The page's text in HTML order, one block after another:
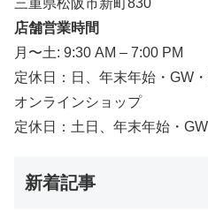
三重県松阪市新町830
店舗営業時間
月〜土: 9:30 AM – 7:00 PM
定休日：日、年末年始・GW
オンラインショップ
定休日：土日、年末年始・
新着記事